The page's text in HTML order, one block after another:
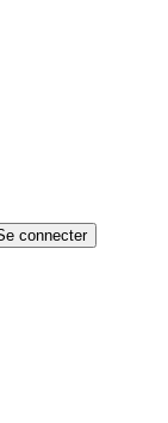
connecter